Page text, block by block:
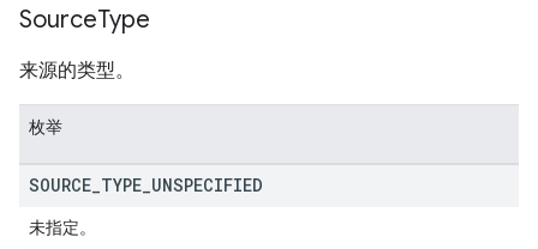
SourceType
来源的类型。
枚举
SOURCE TYPE UNSPECIFIED
未指定。